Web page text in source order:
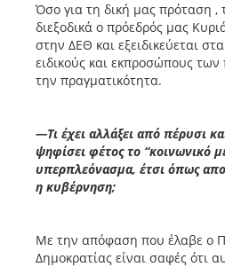
Όσο για τη δική μας πρόταση ,
διεξοδικά ο πρόεδρός μας
στην ΔΕΘ και εξειδικεύεται
ειδικούς και εκπροσώπους
την πραγματικότητα.
—Τι έχει αλλάξει από πέρυσι
ψηφίσει φέτος το “κοινωνικό
υπερπλεόνασμα, έτσι όπως
η κυβέρνηση;
Με την απόφαση που έλαβε ο
Δημοκρατίας είναι σαφές ότι